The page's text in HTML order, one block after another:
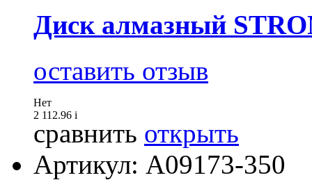
Диск алмазный
оставить отзыв
Нет
2 112.96 i
сравнить открыть
Артикул: А09173-350